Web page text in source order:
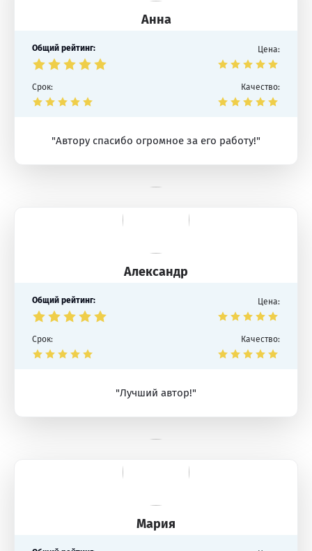
Анна
Общий рейтинг: Цена:
Срок: Качество:
"Автору спасибо огромное за его работу!"
Александр
Общий рейтинг: Цена:
Срок: Качество:
"Лучший автор!"
Мария